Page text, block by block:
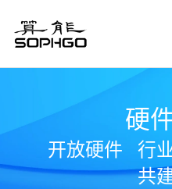
硬
开放硬件 行
共